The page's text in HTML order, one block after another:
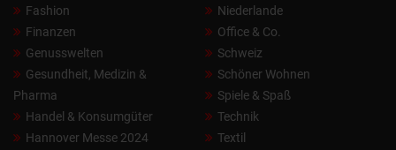
Fashion
Finanzen
Genusswelten
Gesundheit, Medizin &
Pharma
Handel & Konsumgüter
Hannover Messe 2024
Niederlande
Office & Co.
Schweiz
Schöner Wohnen
Spiele & Spaß
Technik
Textil